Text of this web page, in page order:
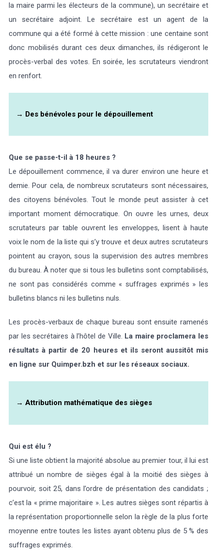
la maire parmi les électeurs de la commune), un secrétaire et
un secrétaire adjoint. Le secrétaire est un agent de la
commune qui a été formé à cette mission : une centaine sont
donc mobilisés durant ces deux dimanches, ils rédigeront le
procès-verbal des votes. En soirée, les scrutateurs viendront
en renfort.
→ Des bénévoles pour le dépouillement
Que se passe-t-il à 18 heures ?
Le dépouillement commence, il va durer environ une heure et
demie. Pour cela, de nombreux scrutateurs sont nécessaires,
des citoyens bénévoles. Tout le monde peut assister à cet
important moment démocratique. On ouvre les urnes, deux
scrutateurs par table ouvrent les enveloppes, lisent à haute
voix le nom de la liste qui s’y trouve et deux autres scrutateurs
pointent au crayon, sous la supervision des autres membres
du bureau. À noter que si tous les bulletins sont comptabilisés,
ne sont pas considérés comme « suffrages exprimés » les
bulletins blancs ni les bulletins nuls.
Les procès-verbaux de chaque bureau sont ensuite ramenés
par les secrétaires à l’hôtel de Ville. La maire proclamera les
résultats à partir de 20 heures et ils seront aussitôt mis
en ligne sur Quimper.bzh et sur les réseaux sociaux.
→Attribution mathématique des sièges
Qui est élu ?
Si une liste obtient la majorité absolue au premier tour, il lui est
attribué un nombre de sièges égal à la moitié des sièges à
pourvoir, soit 25, dans l’ordre de présentation des candidats ;
c’est la « prime majoritaire ». Les autres sièges sont répartis à
la représentation proportionnelle selon la règle de la plus forte
moyenne entre toutes les listes ayant obtenu plus de 5 % des
suffrages exprimés.